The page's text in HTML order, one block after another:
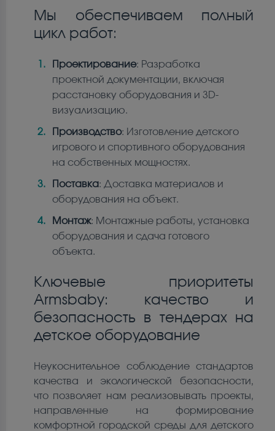
Мы обеспечиваем полный
цикл работ:
Проектирование: Разработка
проектной документации, включая
расстановку оборудования и 3D-
визуализацию.
Производство: Изготовление детского
игрового и спортивного оборудования
на собственных мощностях.
Поставка: Доставка материалов и
оборудования на объект.
Монтаж: Монтажные работы, установка
оборудования и сдача готового
объекта.
Ключевые приоритеты
Armsbaby: качество и
безопасность в тендерах на
детское оборудование
Неукоснительное соблюдение стандартов
качества и экологической безопасности,
что позволяет нам реализовывать проекты,
направленные на формирование
комфортной городской среды для детского